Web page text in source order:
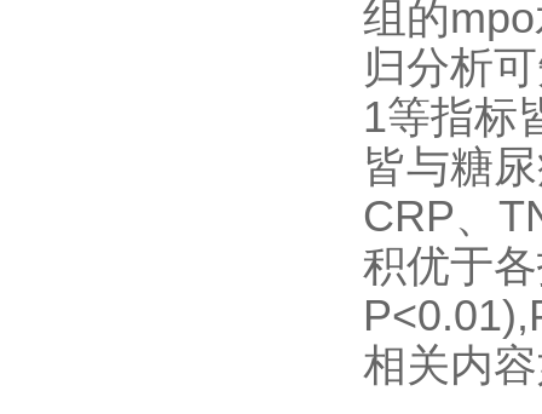
组的
归分析
1等指标
皆与糖
CRP、
积优于
相关内